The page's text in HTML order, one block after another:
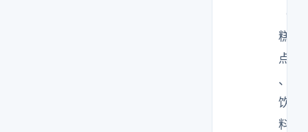
（
糕
点
、
饮
料